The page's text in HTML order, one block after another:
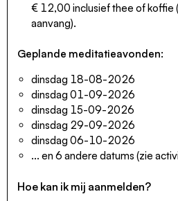
€ 12,00 inclusief thee of koffie
aanvang).
Geplande meditatieavonden:
dinsdag 18-08-2026
dinsdag 01-09-2026
dinsdag 15-09-2026
dinsdag 29-09-2026
dinsdag 06-10-2026
... en 6 andere datums (zie
Hoe kan ik mij aanmelden?